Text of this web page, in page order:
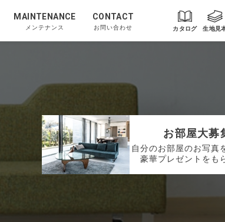
MAINTENANCE
メンテナンス
CONTACT
お問い合わせ カタログ 生地見
お部屋大募
自分のお部屋のお写真
豪華プレゼントをも